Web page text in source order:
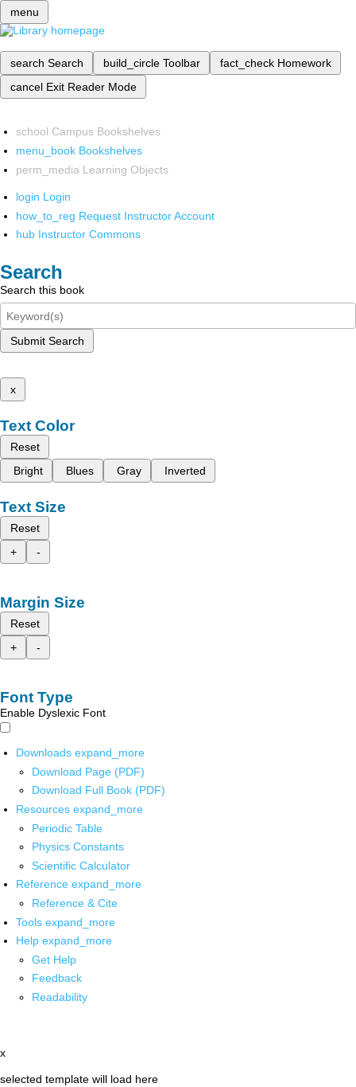
menu
search Search build_circle Toolbar fact_check Homework
cancel Exit Reader Mode
school Campus Bookshelves
menu_book Bookshelves
perm_media Learning Objects
login Login
how_to_reg Request Instructor Account
hub Instructor Commons
Search
Search this book
Submit Search
x
Text Color
Reset
Bright
Blues Gray Inverted
Text Size
Reset
+
-
Margin Size
Reset
+
-
Font Type
Enable Dyslexic Font
Downloads expand_more
Download Page (PDF)
Download Full Book (PDF)
Resources expand_more
Periodic Table
Physics Constants
Scientific Calculator
Reference expand_more
Reference & Cite
Tools expand_more
Help expand_more
Get Help
Feedback
Readability
x
selected template will load here